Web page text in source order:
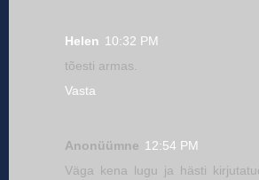
Helen 10:32 PM
tõesti armas.
Vasta
Anonüümne 12:54 PM
Väga kena lugu ja hästi